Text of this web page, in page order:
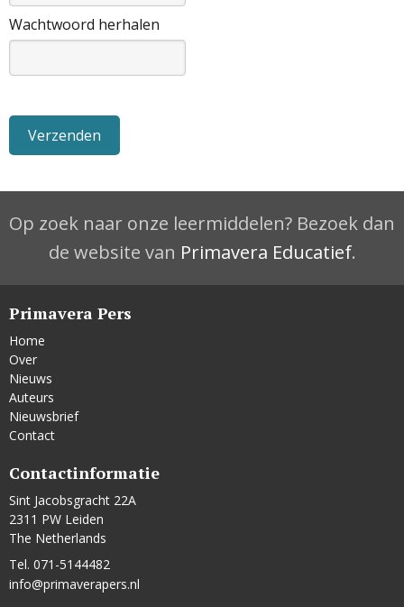
Wachtwoord herhalen
Op zoek naar onze leermiddelen? Bezoek dan
de website van Primavera Educatief.
Primavera Pers
Home
Over
Nieuws
Auteurs
Nieuwsbrief
Contact
Contactinformatie
Sint Jacobsgracht 22A
2311 PW Leiden
The Netherlands
Tel. 071-5144482
info@primaverapers.nl